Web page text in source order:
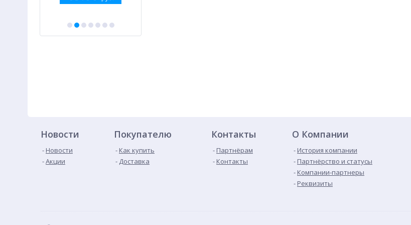
Новости
Новости
Акции
Покупателю
Как купить
Доставка
Контакты
Партнёрам
Контакты
О Компании
История компании
Партнёрство и статусы
Компании-партнеры
Реквизиты